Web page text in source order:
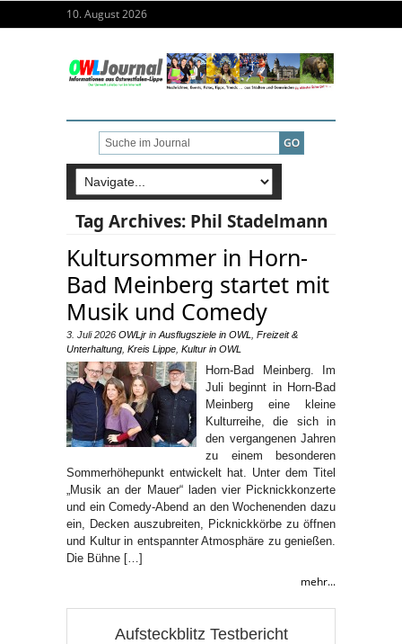
10. August 2026
Tag Archives: Phil Stadelmann
Kultursommer in Horn-
Bad Meinberg startet mit
Musik und Comedy
3. Juli 2026 OWLjr in Ausflugsziele in OWL
Freizeit &
Unterhaltung Kreis Lippe Kultur in OWL
Horn-Bad Meinberg. Im
Juli beginnt in Horn-Bad
Meinberg eine kleine
Kulturreihe, die sich in
den vergangenen Jahren
zu einem besonderen
Sommerhöhepunkt entwickelt hat. Unter dem Titel
„Musik an der Mauer“ laden vier Picknickkonzerte
und ein Comedy-Abend an den Wochenenden dazu
ein, Decken auszubreiten, Picknickkörbe zu öffnen
und Kultur in entspannter Atmosphäre zu genießen.
Die Bühne […]
mehr...
Aufsteckblitz Testbericht